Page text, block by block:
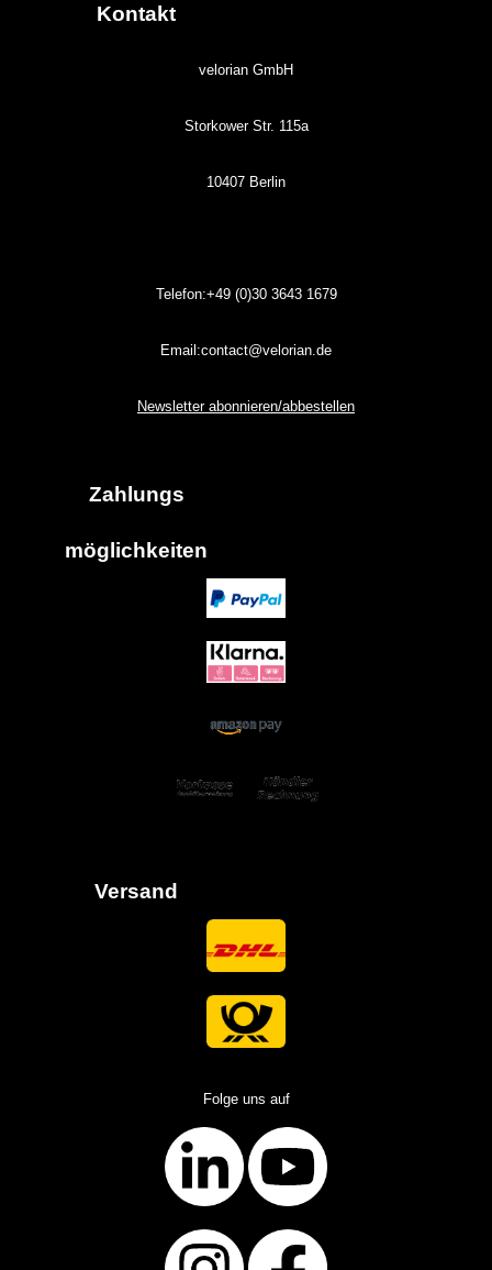
Kontakt
velorian GmbH
Storkower Str. 115a
10407 Berlin
Telefon:+49 (0)3036431679
Email:contact@velorian.de
Newsletter abonnieren/abbestellen
Zahlungs
möglich keiten
Versand
Folge uns auf